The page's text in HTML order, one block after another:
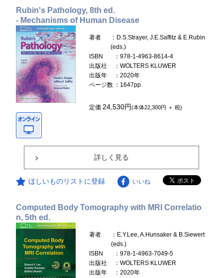
Rubin's Pathology, 8th ed.
- Mechanisms of Human Disease
著者
：D.S.Strayer, J.E.Saffitz & E.Rubin
(eds.)
ISBN
：978-1-4963-8614-4
出版社
：WOLTERS KLUWER
出版年
：2020年
ページ数 ：1647pp.
定価24,530円(本体22,300円 ＋ 税)
詳しく見る
ほしいものリストに登録 いいね
Computed Body Tomography with MRI Correlatio
n, 5th ed.
著者
：E.Y.Lee, A.Hunsaker & B.Siewert
(eds.)
ISBN
：978-1-4963-7049-5
出版社
：WOLTERS KLUWER
出版年
：2020年